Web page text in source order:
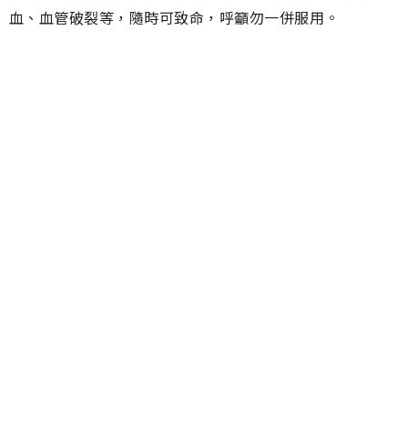
血、血管破裂等，隨時可致命，呼籲勿一併服用。